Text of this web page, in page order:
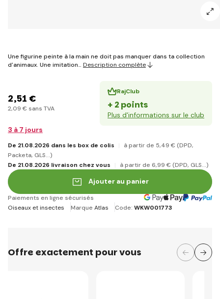
Une figurine peinte à la main ne doit pas manquer dans ta collection
d'animaux. Une imitation… Description complète
2,51 €
2,09 € sans TVA
RajClub
+ 2 points
Plus d'informations sur le club
3 à 7 jours
De 21.08.2026 dans les box de colis à partir de 5,49 € (DPD,
Packeta, GLS...)
De 21.08.2026 livraison chez vous
à partir de 6,99 € (DPD, GLS...)
Ajouter au panier
Paiements en ligne sécurisés
Oiseaux et insectes
Marque Atlas Code: WKW001773
Offre exactement pour vous